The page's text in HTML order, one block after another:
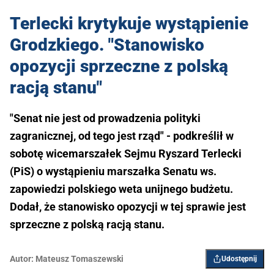
Terlecki krytykuje wystąpienie
Grodzkiego. "Stanowisko
opozycji sprzeczne z polską
racją stanu"
"Senat nie jest od prowadzenia polityki
zagranicznej, od tego jest rząd" - podkreślił w
sobotę wicemarszałek Sejmu Ryszard Terlecki
(PiS) o wystąpieniu marszałka Senatu ws.
zapowiedzi polskiego weta unijnego budżetu.
Dodał, że stanowisko opozycji w tej sprawie jest
sprzeczne z polską racją stanu.
Autor: Mateusz Tomaszewski Udostępnij